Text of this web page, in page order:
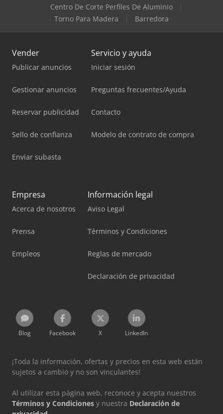
Centro De Corte Perfiles De Aluminio
Torno Para Madera
Barredora
Vender
Publicar anuncios
Gestionar anuncios
Reservar publicidad
Sello de confianza
Enviar subasta
Servicio y ayuda
Iniciar sesión
Preguntas frecuentes/Ayuda
Contacto
Modelo de contrato de compra
Empresa
Acerca de nosotros
Prensa
Empleos
Información legal
Aviso Legal
Términos y Condiciones
Reglas de mercado
Declaración de privacidad
Blog Facebook X LinkedIn
¡Toda la información, ofertas y precios en esta web están
sujetos a cambio y no son vinculantes!
Al utilizar esta página web, reconoce y acepta nuestros
Términos y Condiciones y nuestra Declaración de